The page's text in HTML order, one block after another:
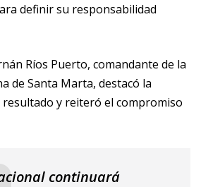
definir su responsabilidad
Ríos Puerto, comandante de la
de Santa Marta, destacó la
y reiteró el compromiso
continuará